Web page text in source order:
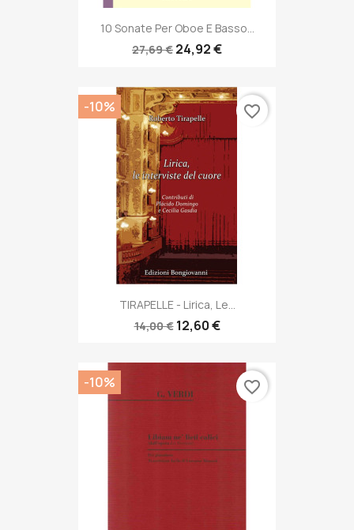
10 Sonate Per Oboe E Basso...
27,69 € 24,92 €
TIRAPELLE - Lirica, Le...
14,00 € 12,60 €
-10% favorite_border
-10% favorite_border